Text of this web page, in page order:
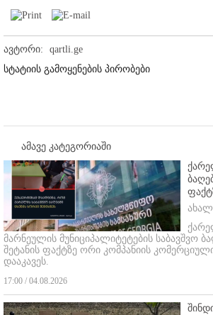
ავტორი:
qartli.ge
სტატიის გამოყენების პირობები
ამავე კატეგორიაში
მარნეულის მუნიციპალიტეტების საბავშვო
შეტანის ფაქტზე ორი კომპანიის
დააკავეს.
17:00 / 04.08.2026